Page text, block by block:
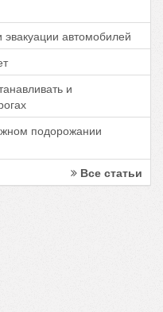
автомобилей
и
подорожании
Все статьи